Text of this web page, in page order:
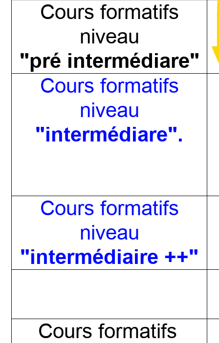
Cours formatifs
niveau
"pré intermédiare"
Cours formatifs
niveau
"intermédiare".
Cours formatifs
niveau
"intermédiaire ++"
Cours formatifs